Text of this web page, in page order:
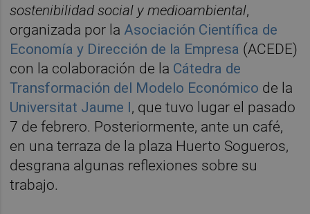
sostenibilidad social y medioambiental,
organizada por la Asociación Científica de
Economía y Dirección de la Empresa (ACEDE)
con la colaboración de la Cátedra de
Transformación del Modelo Económico de la
Universitat Jaume I, que tuvo lugar el pasado
7 de febrero. Posteriormente, ante un café,
en una terraza de la plaza Huerto Sogueros,
desgrana algunas reflexiones sobre su
trabajo.